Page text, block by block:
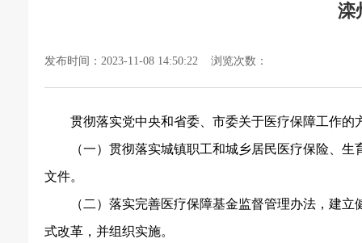
滦
发布时间：2023-11-08 14:50:22 浏览次数：
贯彻落实党中央和省委、市委关于医疗保障工作
（一）贯彻落实城镇职工和城乡居民医疗保险、
文件。
（二）落实完善医疗保障基金监督管理办法，建
式改革，并组织实施。